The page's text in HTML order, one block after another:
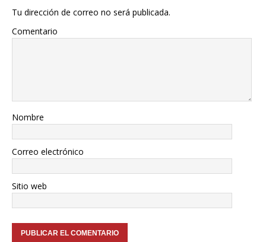
Tu dirección de correo no será publicada.
Comentario
Nombre
Correo electrónico
Sitio web